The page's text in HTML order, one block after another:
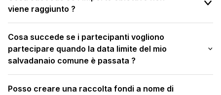
viene raggiunto ?
Cosa succede se i partecipanti vogliono
partecipare quando la data limite del mio
salvadanaio comune è passata ?
Posso creare una raccolta fondi a nome di